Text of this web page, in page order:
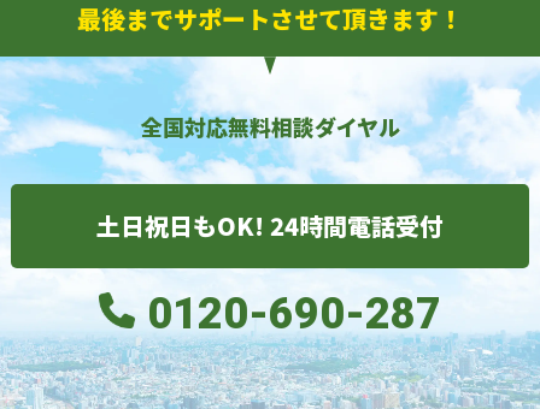
最後までサポートさせて頂きます！
全国対応無料相談ダイヤル
土日祝日もOK! 24時間電話受付
0120-690-287